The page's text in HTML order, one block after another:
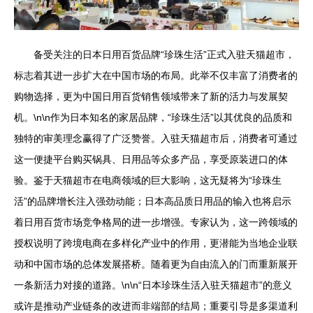
备受关注的日本日用百货品牌“珍珠生活”正式入驻天猫超市，
标志着其进一步扩大在中国市场的布局。此举不仅丰富了消费者的
购物选择，更为中国日用百货销售领域带来了新的活力与发展契
机。\n\n作为日本知名的家居品牌，“珍珠生活”以其优良的品质和
独特的审美理念赢得了广泛赞誉。入驻天猫超市后，消费者可通过
这一便捷平台购买锅具、日用品等众多产品，享受原装进口的体
验。鉴于天猫超市在电商领域的巨大影响，这无疑将为“珍珠生
活”的品牌增长注入强劲动能；日本高品质日用品的输入也将启示
着日用百货市场竞争格局的进一步增强。专家认为，这一跨领域的
授权说明了跨境电商在多样化产业中的作用，更潜能为当地企业联
动和中国市场的总体发展搭桥。随着更为自由流入的门而重新展开
一条新活力对接的道路。\n\n“日本珍珠生活入驻天猫超市”的意义
或许是推动产业链条的改进而非端部的结局；重要引导是多渠道利